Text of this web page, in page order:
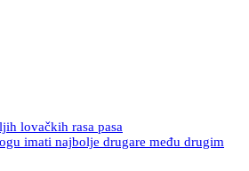
lovačkih rasa pasa
imati najbolje drugare među drugim